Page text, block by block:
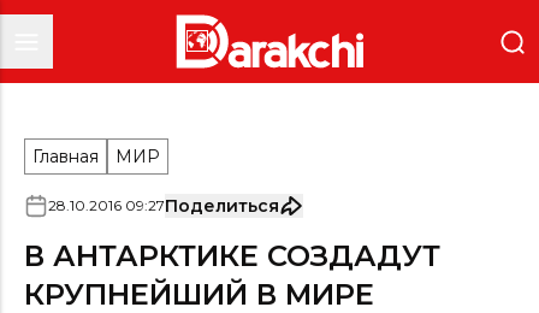
Главная МИР
28.10.2016 09:27Поделиться
В АНТАРКТИКЕ СОЗДАДУТ
КРУПНЕЙШИЙ В МИРЕ